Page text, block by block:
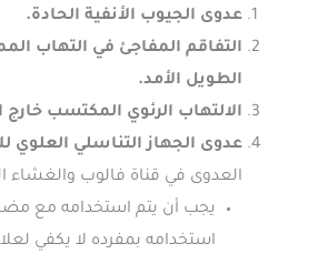
عدوى الجيوب الأنفية الحادة.
التفاقم المفاجئ في التهاب
الطويل الأمد.
الالتهاب الرئوي المكتسب
عدوى الجهاز التناسلي العلوي
العدوى في قناة فالوب والغشاء
يجب أن يتم استخدامه مع
استخدامه بمفرده لا يكفي